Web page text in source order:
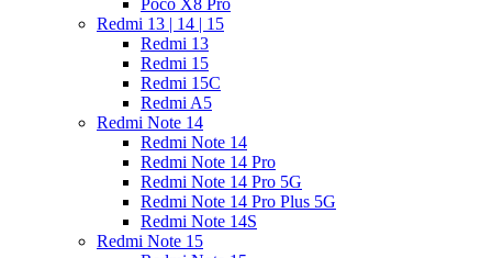
Redmi 13 | 14 | 15
Redmi 13
Redmi 15
Redmi 15C
Redmi A5
Redmi Note 14
Redmi Note 14
Redmi Note 14 Pro
Redmi Note 14 Pro 5G
Redmi Note 14 Pro Plus 5G
Redmi Note 14S
Redmi Note 15